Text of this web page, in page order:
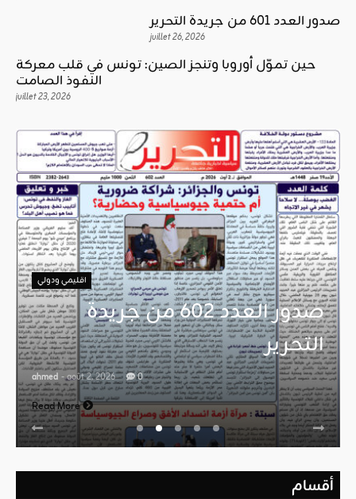
صدور العدد 601 من جريدة التحرير
juillet 26, 2026
حين تموّل أوروبا وتنجز الصين: تونس في قلب معركة
النفوذ الصامت
juillet 23, 2026
اقليمي ودولي
صدور العدد 602 من جريدة
التحرير
ahmed - août 2, 2026 0
Read More
أقسام